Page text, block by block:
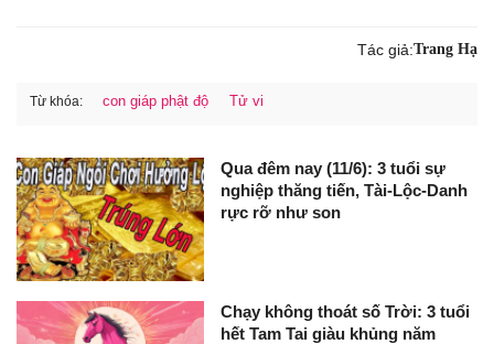
Tác giả:Trang Hạ
Từ khóa: con giáp phật độ Tử vi
Qua đêm nay (11/6): 3 tuổi sự
nghiệp thăng tiến, Tài-Lộc-Danh
rực rỡ như son
Chạy không thoát số Trời: 3 tuổi
hết Tam Tai giàu khủng năm